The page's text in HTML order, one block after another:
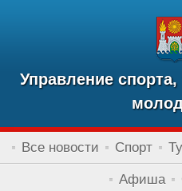
Управление
Все новости Спорт
Афиша